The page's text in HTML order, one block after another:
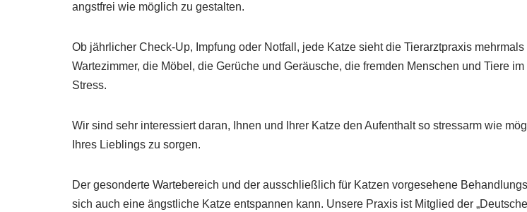
angstfrei wie möglich zu gestalten.
Ob jährlicher Check-Up, Impfung oder Notfall, jede Katze sieht die Tierarztpraxis
Wartezimmer, die Möbel, die Gerüche und Geräusche, die fremden Menschen und Tiere
Stress.
Wir sind sehr interessiert daran, Ihnen und Ihrer Katze den Aufenthalt so stressarm wie
Ihres Lieblings zu sorgen.
Der gesonderte Wartebereich und der ausschließlich für Katzen vorgesehene
sich auch eine ängstliche Katze entspannen kann. Unsere Praxis ist Mitglied der